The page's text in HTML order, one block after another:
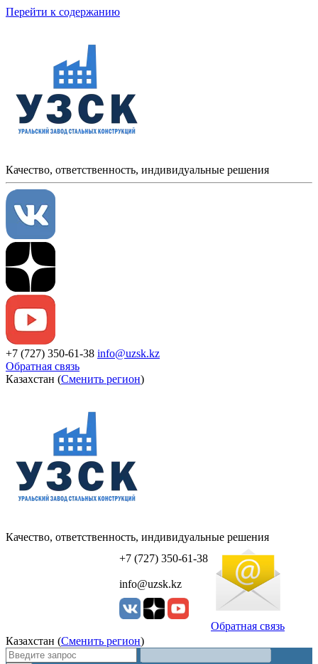
Перейти к содержанию
Качество, ответственность, индивидуальные решения
+7 (727) 350-61-38 info@uzsk.kz
Обратная связь
Казахстан (Сменить регион)
УЗСК Казахстан
Качество, ответственность, индивидуальные решения
+7 (727) 350-61-38
info@uzsk.kz
Обратная связь
Казахстан (Сменить регион)